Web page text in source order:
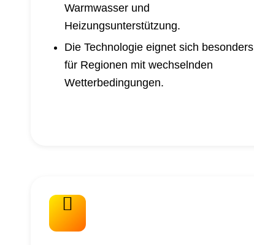
Warmwasser und
Heizungsunterstützung.
Die Technologie eignet sich besonders
für Regionen mit wechselnden
Wetterbedingungen.